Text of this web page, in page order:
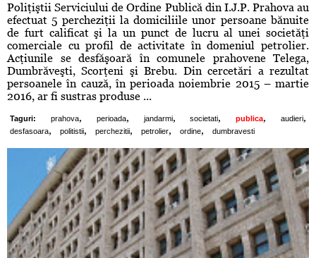
Poliţiştii Serviciului de Ordine Publică din I.J.P. Prahova au
efectuat 5 percheziţii la domiciliile unor persoane bănuite
de furt calificat şi la un punct de lucru al unei societăţi
comerciale cu profil de activitate în domeniul petrolier.
Acţiunile se desfăşoară în comunele prahovene Telega,
Dumbrăveşti, Scorţeni şi Brebu. Din cercetări a rezultat
persoanele în cauză, în perioada noiembrie 2015 – martie
2016, ar fi sustras produse ...
Taguri: prahova, perioada, jandarmi, societati, publica, audieri,
desfasoara, politistii, perchezitii, petrolier, ordine, dumbravesti